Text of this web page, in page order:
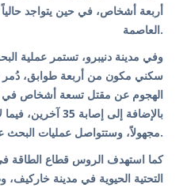
العاصمة.
وفي مدينة دنيبرو، تستمر عملية
سكني مكون من أربعة طوابق،
الهجوم عن مقتل تسعة أشخاص في
بالإضافة إلى
مجهولاً، وستتواصل عمليات البحث عنهم طالما تطلب الأمر ذلك.
كما استهدف الروس قطاع الطاقة
التحتية الحيوية في مدينة